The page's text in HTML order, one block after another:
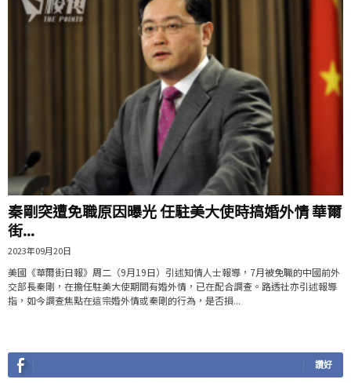
秦剛突遭免職原因曝光 任駐美大使時搞婚外情 華爾
街...
2023年09月20日
美國《華爾街日報》周二（9月19日）引述知情人士報導，7月被免職的中國前外
交部長秦剛，在擔任駐美大使期間有婚外情，已在配合調查。路透社亦引述報導
指，如今調查焦點在這宗婚外情或秦剛的行為，是否損...
讚好